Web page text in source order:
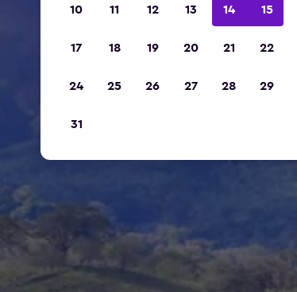
10 11 12 13 14 15
17 18 19 20 21 22
24 25 26 27 28 29
31